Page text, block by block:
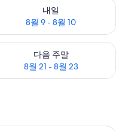
9
내일
8월 9 - 8월 10
예약 가능 여부 확인, 8월
8월 16
다음 주말
8월 21 - 8월 23
주말 예약 가능 여부 확인